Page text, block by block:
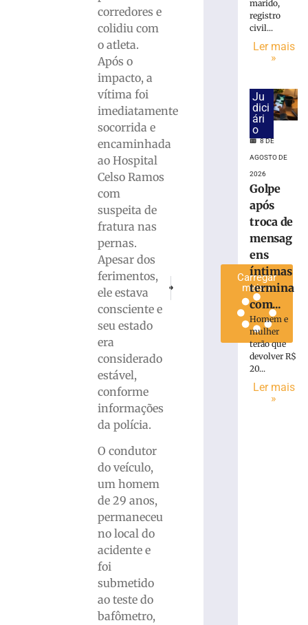
corredores e
colidiu com
o atleta.
Após o
impacto, a
vítima foi
imediatamente
socorrida e
encaminhada
ao Hospital
Celso Ramos
com
suspeita de
fratura nas
pernas.
Apesar dos
ferimentos,
ele estava
consciente e
seu estado
era
considerado
estável,
conforme
informações
da polícia.
O condutor
do veículo,
um homem
de 29 anos,
permaneceu
no local do
acidente e
foi
submetido
ao teste do
bafômetro,
Governo de São Paulo reforça
PRÓXIMO
Quadricolor anuncia a contratação de
preso
quase
maconha
Blumenau
Carregar
mais »
marido,
registro
civil...
Ler mais
»
Ju
dici
ári
o
8 DE
AGOSTO DE
2026
Golpe
após
troca de
mensag
ens
íntimas
termina
com...
Homem e
mulher
terão que
devolver R$
20...
Ler mais
»